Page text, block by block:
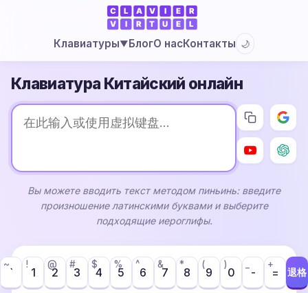
Клавиатуры▼БлогО насКонтакты 🌙
Клавиатура Китайский онлайн
Вы можете вводить текст методом пиньинь: введите
произношение латинскими буквами и выберите
подходящие иероглифы.
`
~
1
!
2
@
3
#
4
$
5
%
6
^
7
&
8
*
9
(
0
)
- =
+
退格